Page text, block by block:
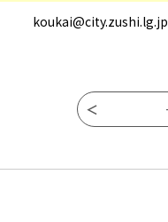
koukai@city.zushi.lg.jp